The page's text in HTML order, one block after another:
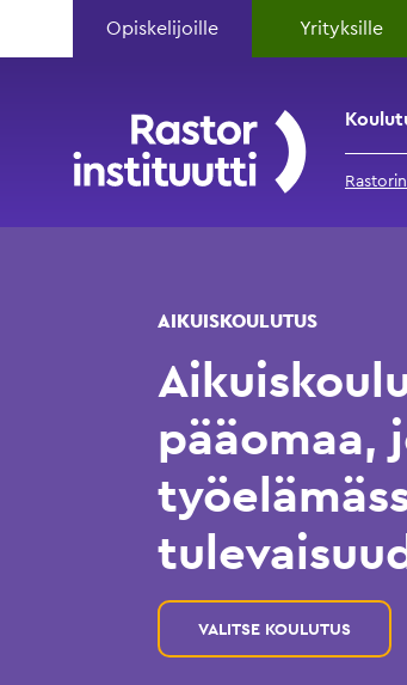
Opiskelijoille Yrityksille
AIKUISKOULUTUS
pääomaa,
VALITSE KOULUTUS